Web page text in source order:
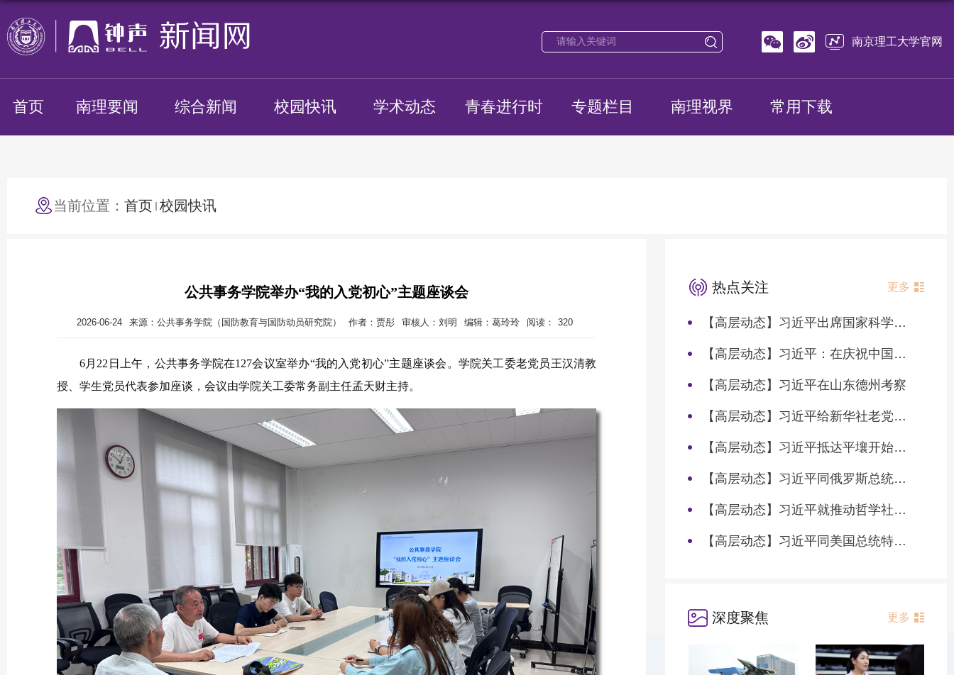
南京理工大学官网
首页 南理要闻 综合新闻 校园快讯 学术动态 青春进行时 专题栏目 南理视界 常用下载
当前位置： 首页 校园快讯
公共事务学院举办“我的入党初心”主题座谈会
2026-06-24 来源：公共事务学院（国防教育与国防动员研究院） 作者：贾彤 审核人：刘明 编辑：葛玲玲 阅读： 320
6月22日上午，公共事务学院在127会议室举办“我的入党初心”主题座谈会。学院关工委老党员王汉清教
授、学生党员代表参加座谈，会议由学院关工委常务副主任孟天财主持。
热点关注 更多
【高层动态】习近平出席国家科学技术奖励大会两院院士大会中国科协第十一次全国代表大会并发表重要讲话
【高层动态】习近平：在庆祝中国共产党成立105周年大会上的讲话
【高层动态】习近平在山东德州考察
【高层动态】习近平给新华社老党员张连生回信强调 传承红色基因 在新征程上书写优异答卷
【高层动态】习近平抵达平壤开始对朝鲜进行国事访问
【高层动态】习近平同俄罗斯总统普京会谈
【高层动态】习近平就推动哲学社会科学高质量发展作出重要指示
【高层动态】习近平同美国总统特朗普会谈
深度聚焦 更多